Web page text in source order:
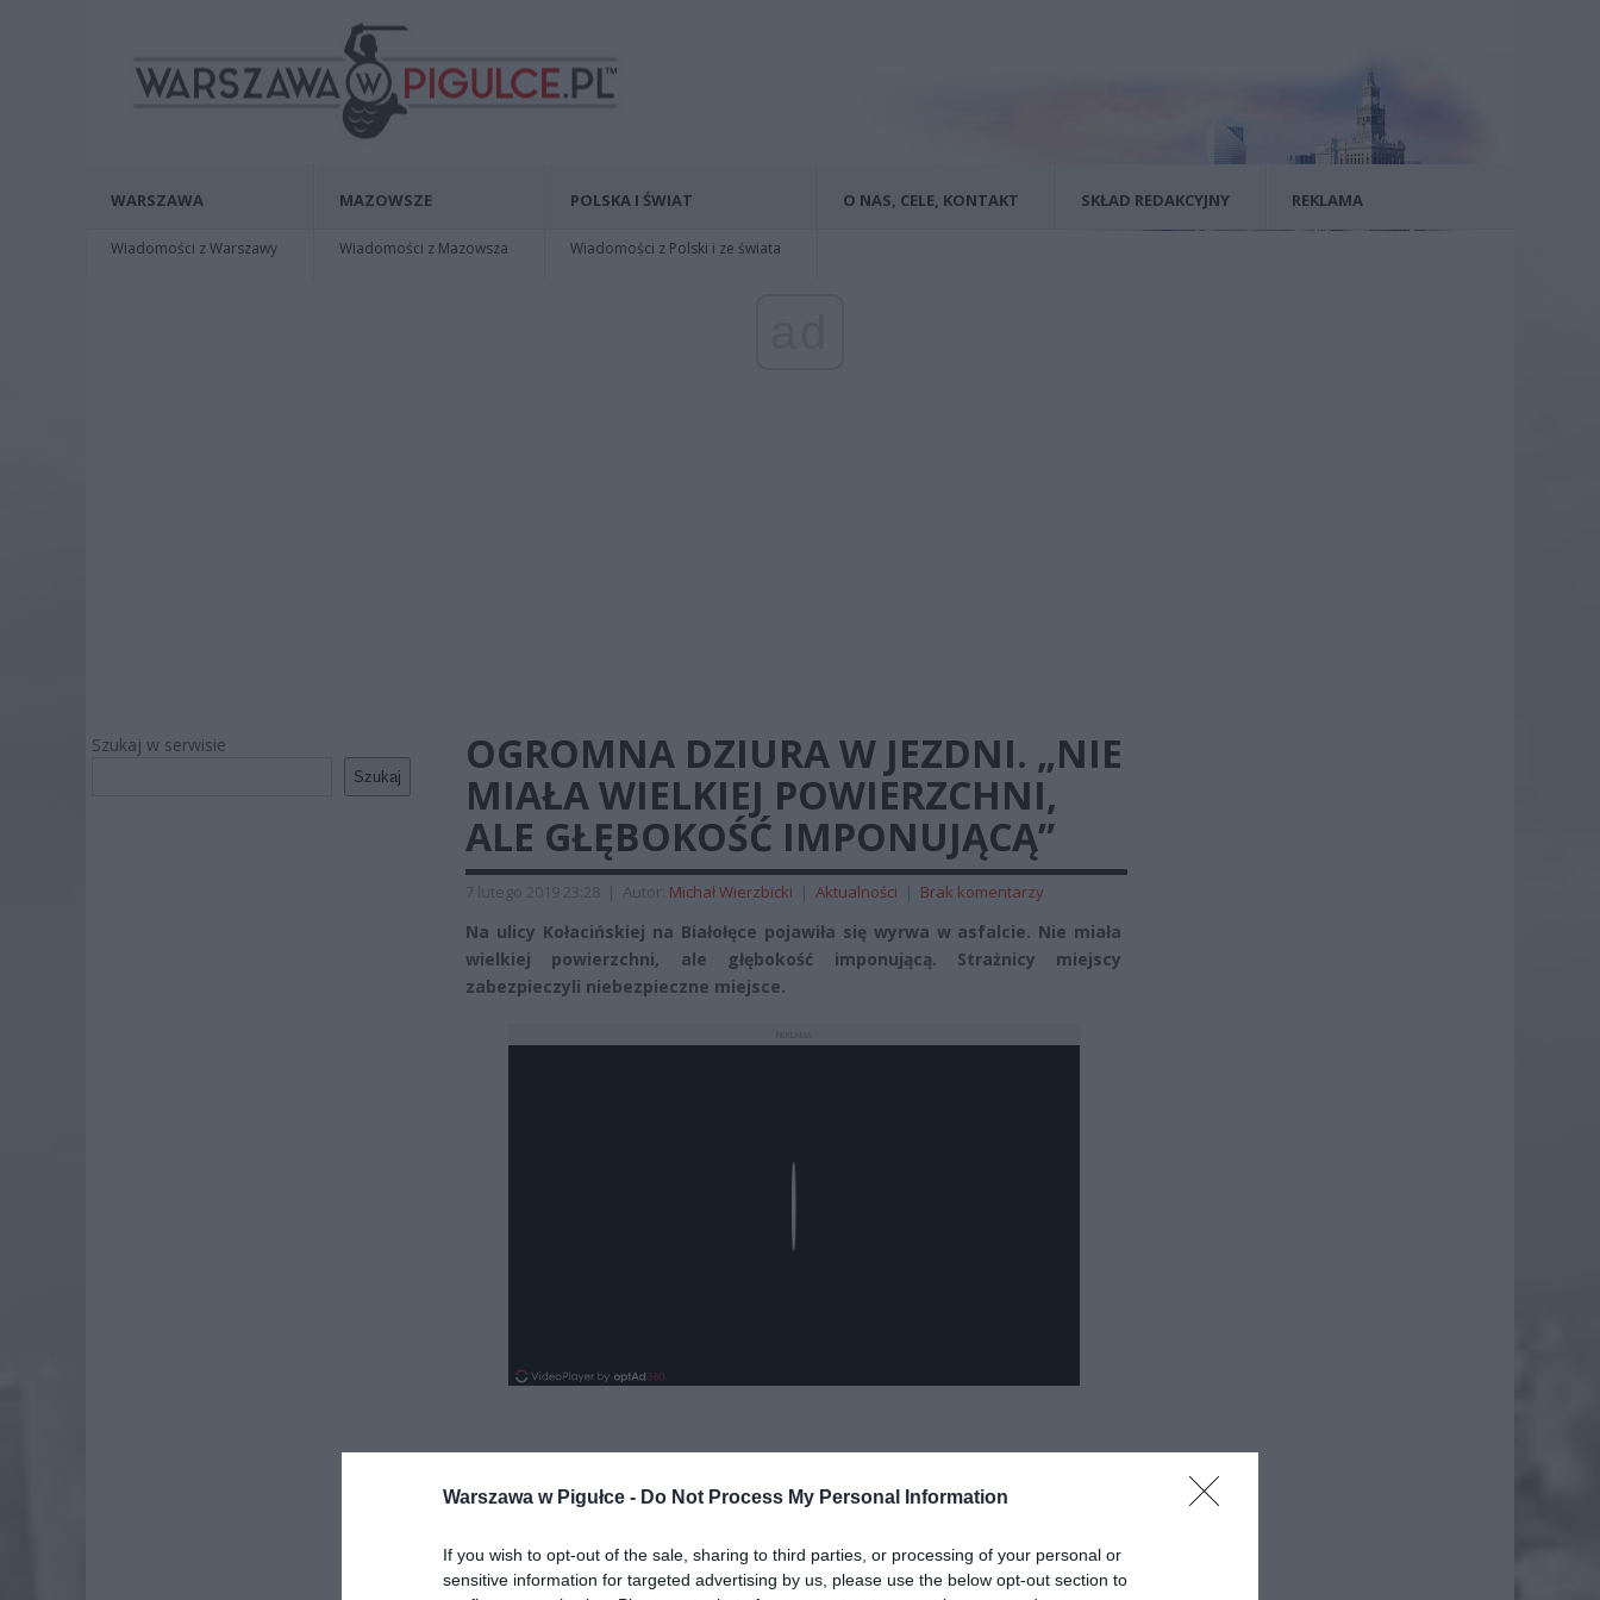
Warszawa w Pigułce - Do Not Process My Personal Information
If you wish to opt-out of the sale, sharing to third parties, or processing of your personal or
sensitive information for targeted advertising by us, please use the below opt-out section to
WARSZAWA
Wiadomości z Warszawy
MAZOWSZE
Wiadomości z Mazowsza
POLSKA I ŚWIAT
Wiadomości z Polski i ze świata
O NAS, CELE, KONTAKT SKŁAD REDAKCYJNY REKLAMA
Szukaj w serwisie
Szukaj
OGROMNA DZIURA W JEZDNI. „NIE
MIAŁA WIELKIEJ POWIERZCHNI,
ALE GŁĘBOKOŚĆ IMPONUJĄCĄ”
7 lutego 2019 23:28 | Autor: Michał Wierzbicki | Aktualności | Brak komentarzy
Na ulicy Kołacińskiej na Białołęce pojawiła się wyrwa w asfalcie. Nie miała
wielkiej powierzchni, ale głębokość imponującą. Strażnicy miejscy
zabezpieczyli niebezpieczne miejsce.